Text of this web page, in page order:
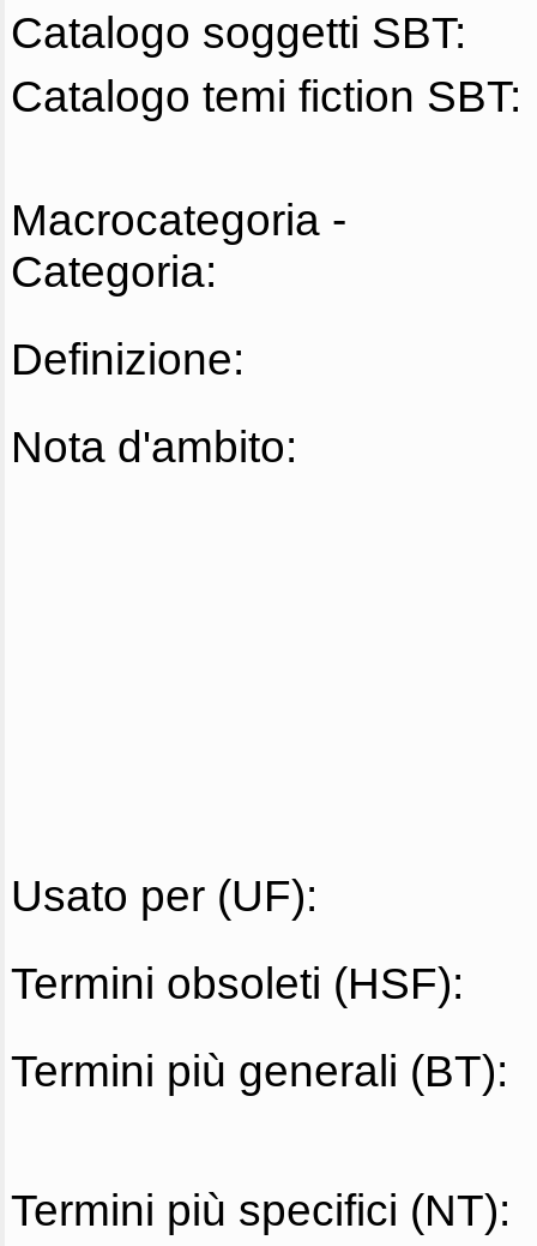
Catalogo soggetti SBT:
Catalogo temi fiction SBT:
Macrocategoria -
Categoria:
Definizione:
Nota d'ambito:
Usato per (UF):
Termini obsoleti (HSF):
Termini più generali (BT):
Termini più specifici (NT):